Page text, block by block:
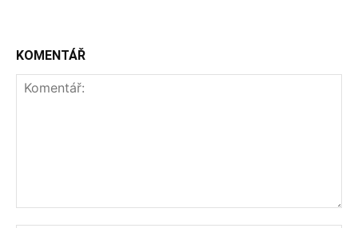
KOMENTÁŘ